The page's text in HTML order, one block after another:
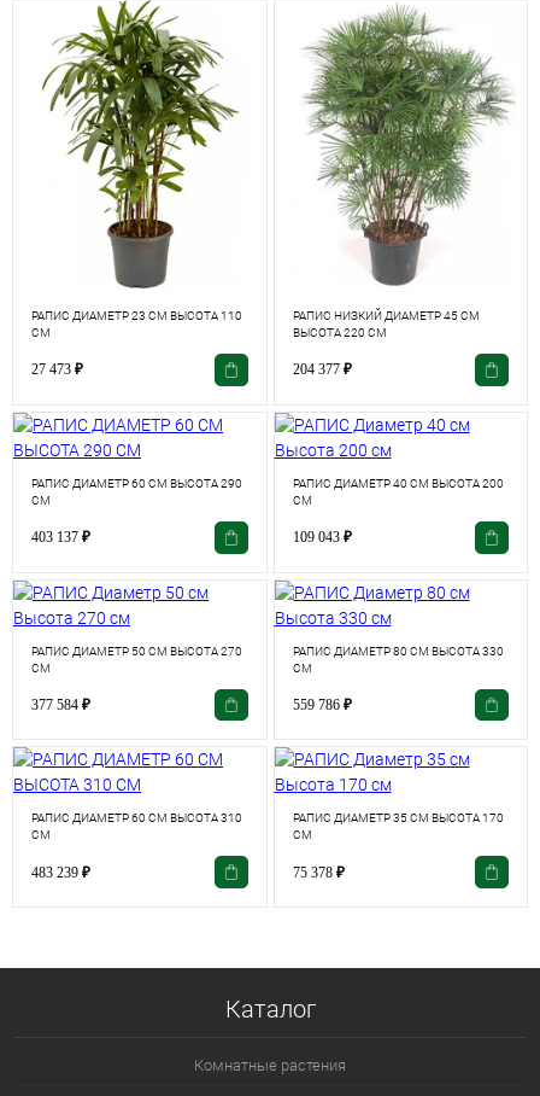
РАПИС ДИАМЕТР 23 СМ ВЫСОТА 110
СМ
27 473 ₽
РАПИС НИЗКИЙ ДИАМЕТР 45 СМ
ВЫСОТА 220 СМ
204 377 ₽
РАПИС ДИАМЕТР 60 СМ ВЫСОТА 290
СМ
403 137 ₽
РАПИС ДИАМЕТР 40 СМ ВЫСОТА 200
СМ
109 043 ₽
РАПИС ДИАМЕТР 50 СМ ВЫСОТА 270
СМ
377 584 ₽
РАПИС ДИАМЕТР 80 СМ ВЫСОТА 330
СМ
559 786 ₽
РАПИС ДИАМЕТР 60 СМ ВЫСОТА 310
СМ
483 239 ₽
РАПИС ДИАМЕТР 35 СМ ВЫСОТА 170
СМ
75 378 ₽
Каталог
Комнатные растения